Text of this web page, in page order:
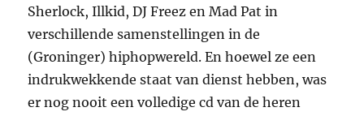
Sherlock, Illkid, DJ Freez en Mad Pat in
verschillende samenstellingen in de
(Groninger) hiphopwereld. En hoewel ze een
indrukwekkende staat van dienst hebben, was
er nog nooit een volledige cd van de heren